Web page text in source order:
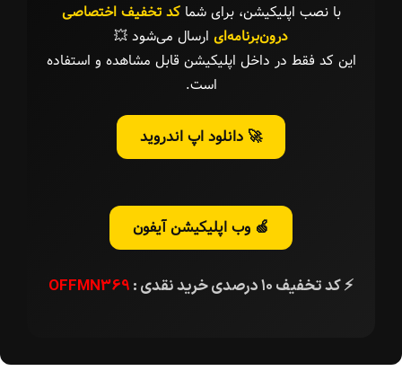
با نصب اپلیکیشن، برای شماکد تخفیف اختصاصی
درون‌برنامه‌ای ارسال می‌شود 💥
این کد فقط در داخل اپلیکیشن قابل مشاهده و استفاده
است.
🚀 دانلود اپ اندروید
🍏 وب اپلیکیشن آیفون
⚡ کد تخفیف ۱۰ درصدی خرید نقدی : OFFMN369